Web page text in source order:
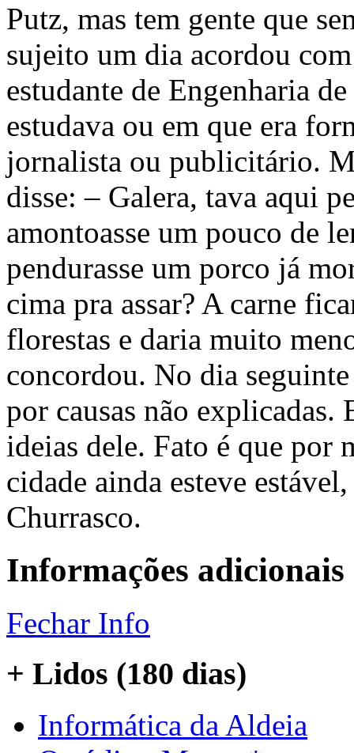
Putz, mas tem gente que
sujeito um dia acordou
estudante de Engenharia
estudava ou em que era
jornalista ou publicitário.
disse: – Galera, tava aqui
amontoasse um pouco de
pendurasse um porco já
cima pra assar? A carne
florestas e daria muito
concordou. No dia
por causas não explicadas.
ideias dele. Fato é que por
cidade ainda esteve
Churrasco.
Informações adicionais
Fechar Info
+ Lidos (180 dias)
Informática da Aldeia